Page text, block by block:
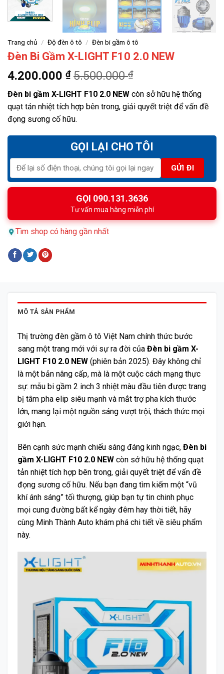
Trang chủ / Độ đèn ô tô / Đèn bi gầm ô tô
Đèn Bi Gầm X-LIGHT F10 2.0 NEW
4.200.000 ₫ 5.500.000₫
Đèn bi gầm X-LIGHT F10 2.0 NEW còn sở hữu hệ thống
quạt tản nhiệt tích hợp bên trong, giải quyết triệt để vấn đề
đọng sương cố hữu.
GỌI LẠI CHO TÔI
GỌI 090.131.3636
Tư vấn mua hàng miễn phí
Tìm shop có hàng gần nhất
MÔ TẢ SẢN PHẨM
Thị trường đèn gầm ô tô Việt Nam chính thức bước
sang một trang mới với sự ra đời của Đèn bi gầm X-
LIGHT F10 2.0 NEW (phiên bản 2025). Đây không chỉ
là một bản nâng cấp, mà là một cuộc cách mạng thực
sự: mẫu bi gầm 2 inch 3 nhiệt màu đầu tiên được trang
bị tâm pha elip siêu mạnh và mắt trợ pha kích thước
lớn, mang lại một nguồn sáng vượt trội, thách thức mọi
giới hạn.
Bên cạnh sức mạnh chiếu sáng đáng kinh ngạc, Đèn bi
gầm X-LIGHT F10 2.0 NEW còn sở hữu hệ thống quạt
tản nhiệt tích hợp bên trong, giải quyết triệt để vấn đề
đọng sương cố hữu. Nếu bạn đang tìm kiếm một “vũ
khí ánh sáng” tối thượng, giúp bạn tự tin chinh phục
mọi cung đường bất kể ngày đêm hay thời tiết, hãy
cùng Minh Thành Auto khám phá chi tiết về siêu phẩm
này.